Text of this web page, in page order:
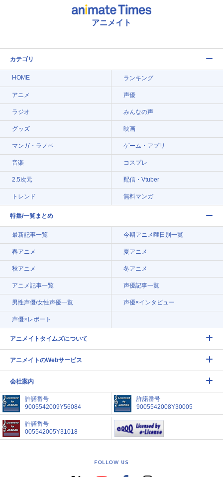
アニメイト
カテゴリ
HOME ランキング
アニメ 声優
ラジオ みんなの声
グッズ 映画
マンガ・ラノベ ゲーム・アプリ
音楽 コスプレ
2.5次元 配信・Vtuber
トレンド 無料マンガ
特集/一覧まとめ
最新記事一覧 今期アニメ曜日別一覧
春アニメ 夏アニメ
秋アニメ 冬アニメ
アニメ記事一覧 声優記事一覧
男性声優/女性声優一覧 声優×インタビュー
声優×レポート
アニメイトタイムズについて
アニメイトのWebサービス
会社案内
許諾番号
9005542009Y56084
許諾番号
9005542008Y30005
許諾番号
005542005Y31018
FOLLOW US